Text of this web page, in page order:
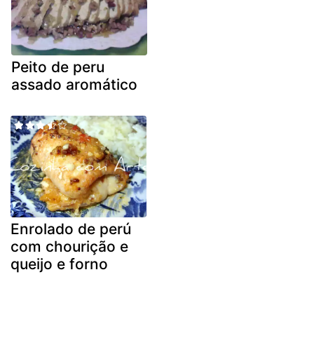
Peito de peru
assado aromático
Enrolado de perú
com chourição e
queijo e forno